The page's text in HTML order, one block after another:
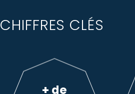
CHIFFRES CLÉS
+ de